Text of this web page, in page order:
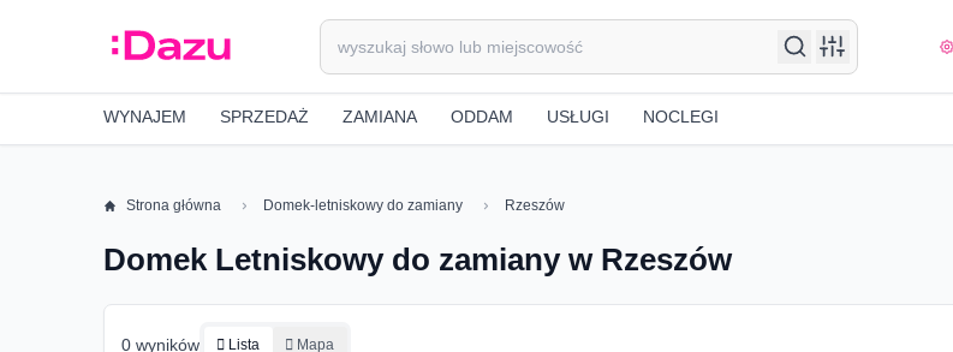
WYNAJEM SPRZEDAŻ ZAMIANA ODDAM USŁUGI NOCLEGI
Strona główna Domek-letniskowy do zamiany Rzeszów
Domek Letniskowy do zamiany w Rzeszów
0 wyników Lista Mapa